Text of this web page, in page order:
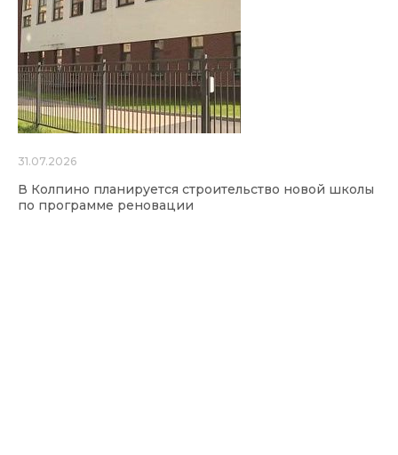
31.07.2026
В Колпино планируется строительство новой школы
по программе реновации